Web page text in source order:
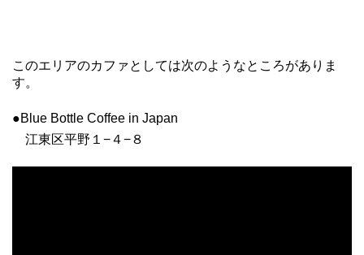
このエリアのカファとしては次のようなところがありま
す。
●Blue Bottle Coffee in Japan
江東区平野１−４−８